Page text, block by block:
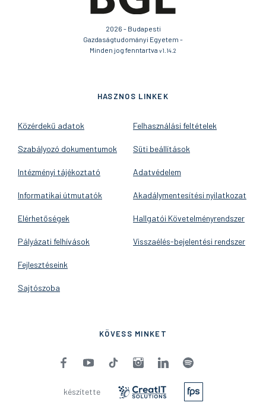
2026 - Budapesti
Gazdaságtudományi Egyetem -
Minden jog fenntartva v1.14.2
HASZNOS LINKEK
Közérdekű adatok
Szabályozó dokumentumok
Intézményi tájékoztató
Informatikai útmutatók
Elérhetőségek
Pályázati felhívások
Fejlesztéseink
Sajtószoba
Felhasználási feltételek
Süti beállítások
Adatvédelem
Akadálymentesítési nyilatkozat
Hallgatói Követelményrendszer
Visszaélés-bejelentési rendszer
KÖVESS MINKET
készítette